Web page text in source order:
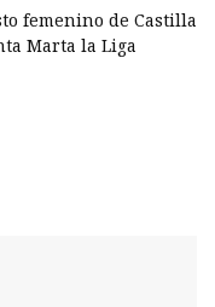
femenino de Castilla
Marta la Liga